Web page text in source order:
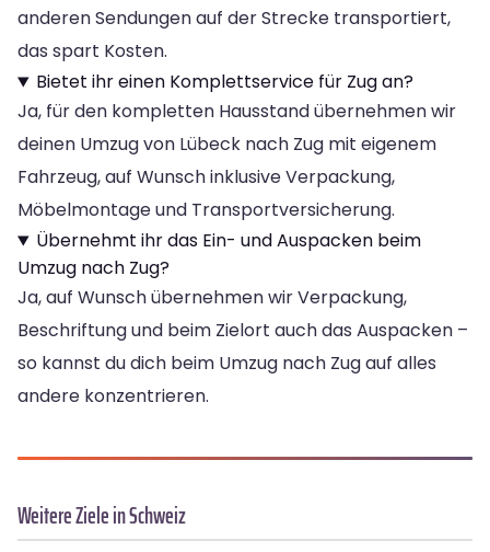
anderen Sendungen auf der Strecke transportiert,
das spart Kosten.
Bietet ihr einen Komplettservice für Zug an?
Ja, für den kompletten Hausstand übernehmen wir
deinen Umzug von Lübeck nach Zug mit eigenem
Fahrzeug, auf Wunsch inklusive Verpackung,
Möbelmontage und Transportversicherung.
Übernehmt ihr das Ein- und Auspacken beim
Umzug nach Zug?
Ja, auf Wunsch übernehmen wir Verpackung,
Beschriftung und beim Zielort auch das Auspacken –
so kannst du dich beim Umzug nach Zug auf alles
andere konzentrieren.
Weitere Ziele in Schweiz